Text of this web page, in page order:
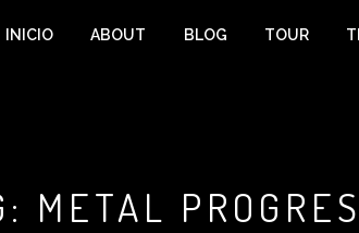
INICIO ABOUT BLOG TOUR
METAL